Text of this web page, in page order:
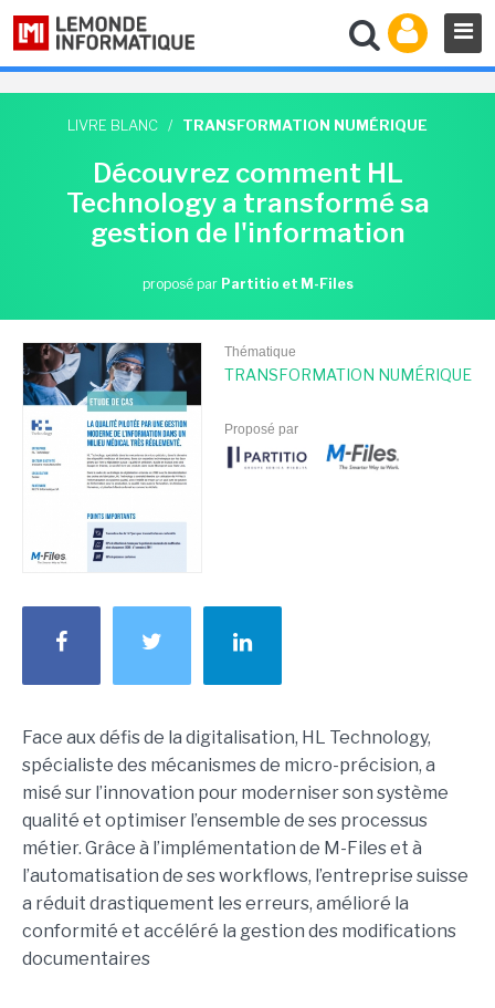
LIVRE BLANC / TRANSFORMATION NUMÉRIQUE
Découvrez comment HL
Technology a transformé sa
gestion de l'information
proposé par Partitio et M-Files
Thématique
TRANSFORMATION NUMÉRIQUE
Proposé par
Face aux défis de la digitalisation, HL Technology,
spécialiste des mécanismes de micro-précision, a
misé sur l’innovation pour moderniser son système
qualité et optimiser l’ensemble de ses processus
métier. Grâce à l’implémentation de M-Files et à
l’automatisation de ses workflows, l’entreprise suisse
a réduit drastiquement les erreurs, amélioré la
conformité et accéléré la gestion des modifications
documentaires